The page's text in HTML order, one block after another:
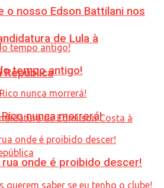
de Lula à
República
o nosso Edson Battilani nos
tempo antigo!
nunca morrerá!
onde é proibido descer!